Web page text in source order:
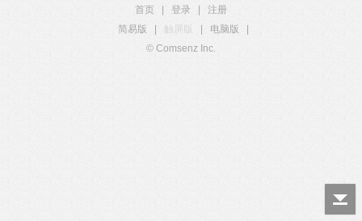
首页 登录
注册
简易版
触屏版 电脑版
© Comsenz Inc.